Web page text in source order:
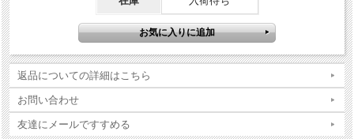
写真やコンディション説明をご確認の上ご購入ください。
返品についての詳細はこちら
お問い合わせ
友達にメールですすめる